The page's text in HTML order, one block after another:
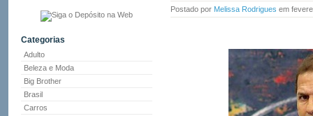
Categorias
Adulto
Beleza e Moda
Big Brother
Brasil
Carros
Postado por Melissa Rodrigues em